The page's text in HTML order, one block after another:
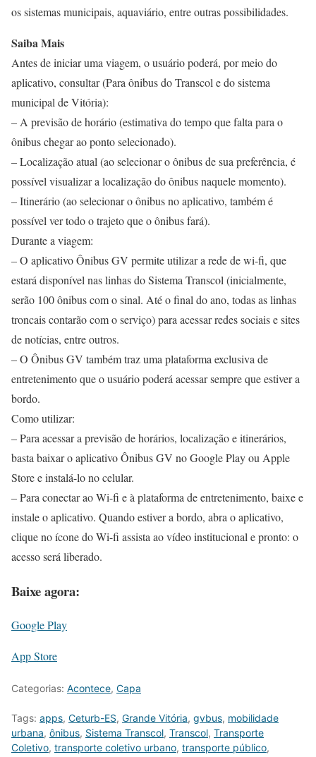
os sistemas municipais, aquaviário, entre outras possibilidades.
Saiba Mais
Antes de iniciar uma viagem, o usuário poderá, por meio do
aplicativo, consultar (Para ônibus do Transcol e do sistema
municipal de Vitória):
– A previsão de horário (estimativa do tempo que falta para o
ônibus chegar ao ponto selecionado).
– Localização atual (ao selecionar o ônibus de sua preferência, é
possível visualizar a localização do ônibus naquele momento).
– Itinerário (ao selecionar o ônibus no aplicativo, também é
possível ver todo o trajeto que o ônibus fará).
Durante a viagem:
– O aplicativo Ônibus GV permite utilizar a rede de wi-fi, que
estará disponível nas linhas do Sistema Transcol (inicialmente,
serão 100 ônibus com o sinal. Até o final do ano, todas as linhas
troncais contarão com o serviço) para acessar redes sociais e sites
de notícias, entre outros.
– O Ônibus GV também traz uma plataforma exclusiva de
entretenimento que o usuário poderá acessar sempre que estiver a
bordo.
Como utilizar:
– Para acessar a previsão de horários, localização e itinerários,
basta baixar o aplicativo Ônibus GV no Google Play ou Apple
Store e instalá-lo no celular.
– Para conectar ao Wi-fi e à plataforma de entretenimento, baixe e
instale o aplicativo. Quando estiver a bordo, abra o aplicativo,
clique no ícone do Wi-fi assista ao vídeo institucional e pronto: o
acesso será liberado.
Baixe agora:
Google Play
App Store
Categorias: Acontece, Capa
Tags: apps, Ceturb-ES, Grande Vitória, gvbus, mobilidade
urbana, ônibus, Sistema Transcol, Transcol, Transporte
Coletivo, transporte coletivo urbano, transporte público,